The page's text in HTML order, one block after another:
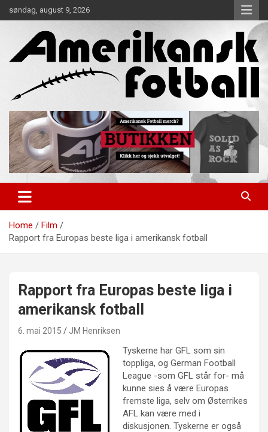
to
søndag, august 9, 2026
Amerikansk Fotball
Home
Film
Rapport fra Europas beste liga i amerikansk fotball
Rapport fra Europas beste liga i
amerikansk fotball
6. mai 2015 JM Henriksen
Tyskerne har GFL som sin
toppliga, og German Football
League -som GFL står for- må
kunne sies å være Europas
fremste liga, selv om Østerrikes
AFL kan være med i
diskusjonen. Tyskerne er også